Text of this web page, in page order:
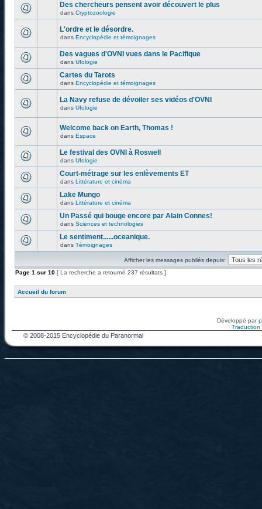
Des chercheurs pensent avoir découvert le plus
dans Cryptozoologie
L'ordre et le désordre.
dans Encyclopédie et témoignages
Des vagues d'OVNI vues dans le Pacifique
dans Ufologie
Cartes du Tarots
dans Encyclopédie et témoignages
La Navy refuse de dévoiler ses vidéos d'OVNI
dans Ufologie
Welcome back on Earth, Thomas !
dans Espace
Le festival des OVNI à Roswell
dans Ufologie
Court-métrage sur les enlèvements ET
dans Littérature et cinéma
Lake Mungo
dans Littérature et cinéma
Un Passé qui bouge encore par Alain Connes!
dans Sciences et technologies
Le sentiment......oceanique.
dans Témoignages
Afficher les messages publiés depuis:
Page 1 sur 10 [ La recherche a retourné 237 résultats ]
Accueil du forum
Développé par
Traduction
© 2008-2015 Encyclopédie du Paranormal